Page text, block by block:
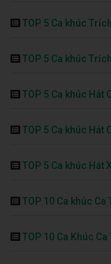
TOP 5 Ca khúc
TOP 5 Ca khúc
TOP 5 Ca khúc Hát
TOP 5 Ca khúc Hát
TOP 5 Ca khúc Hát
TOP 10 Ca khúc
TOP 10 Ca Khúc